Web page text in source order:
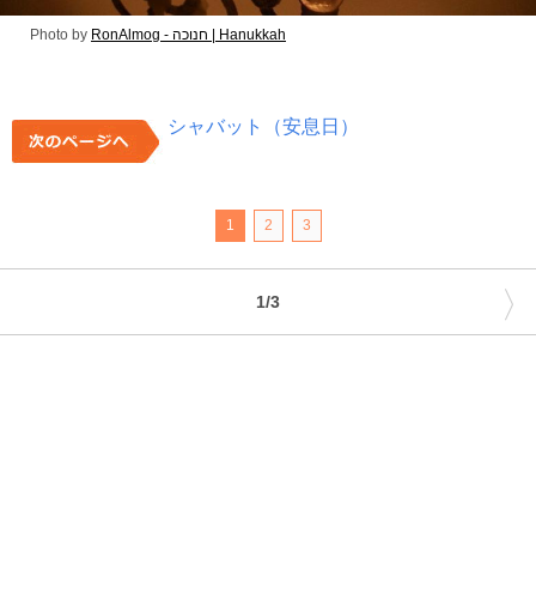
Photo by RonAlmog - חנוכה | Hanukkah
シャバット（安息日）
1 2 3
1/3 〉